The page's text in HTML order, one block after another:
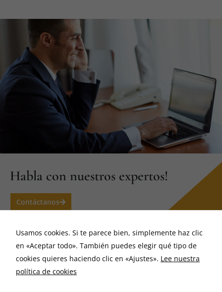
Habla con nuestros expertos!
Contáctanos
Usamos cookies. Si te parece bien, simplemente haz clic
en «Aceptar todo». También puedes elegir qué tipo de
cookies quieres haciendo clic en «Ajustes». Lee nuestra
política de cookies